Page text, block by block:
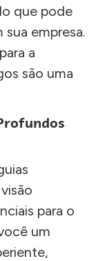
que pode
empresa.
a
são uma
para o
um